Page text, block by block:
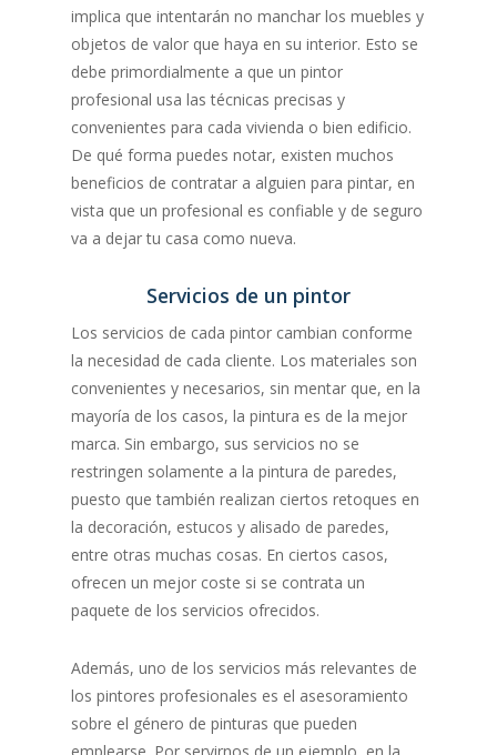
implica que intentarán no manchar los muebles y
objetos de valor que haya en su interior. Esto se
debe primordialmente a que un pintor
profesional usa las técnicas precisas y
convenientes para cada vivienda o bien edificio.
De qué forma puedes notar, existen muchos
beneficios de contratar a alguien para pintar, en
vista que un profesional es confiable y de seguro
va a dejar tu casa como nueva.
Servicios de un pintor
Los servicios de cada pintor cambian conforme
la necesidad de cada cliente. Los materiales son
convenientes y necesarios, sin mentar que, en la
mayoría de los casos, la pintura es de la mejor
marca. Sin embargo, sus servicios no se
restringen solamente a la pintura de paredes,
puesto que también realizan ciertos retoques en
la decoración, estucos y alisado de paredes,
entre otras muchas cosas. En ciertos casos,
ofrecen un mejor coste si se contrata un
paquete de los servicios ofrecidos.
Además, uno de los servicios más relevantes de
los pintores profesionales es el asesoramiento
sobre el género de pinturas que pueden